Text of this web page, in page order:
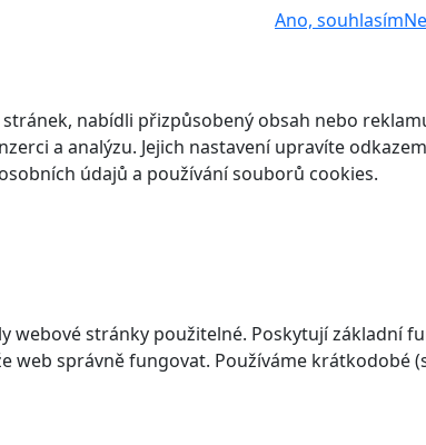
Ano, souhlasím
nabídli přizpůsobený obsah nebo
a analýzu. Jejich nastavení upravíte
údajů a používání souborů cookies.
webové stránky použitelné. Poskytují základní
web správně fungovat. Používáme krátkodobé